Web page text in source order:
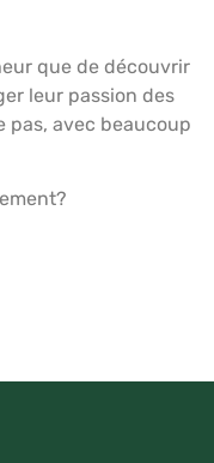
que de découvrir
leur passion des
pas, avec beaucoup